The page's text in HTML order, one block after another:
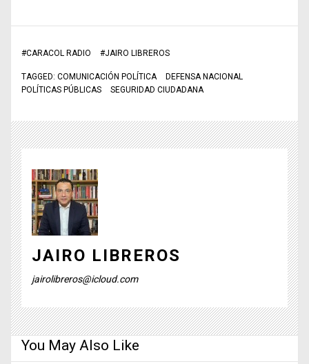
#CARACOL RADIO #JAIRO LIBREROS
TAGGED: COMUNICACIÓN POLÍTICA
DEFENSA NACIONAL
POLÍTICAS PÚBLICAS
SEGURIDAD CIUDADANA
JAIRO LIBREROS
jairolibreros@icloud.com
You May Also Like